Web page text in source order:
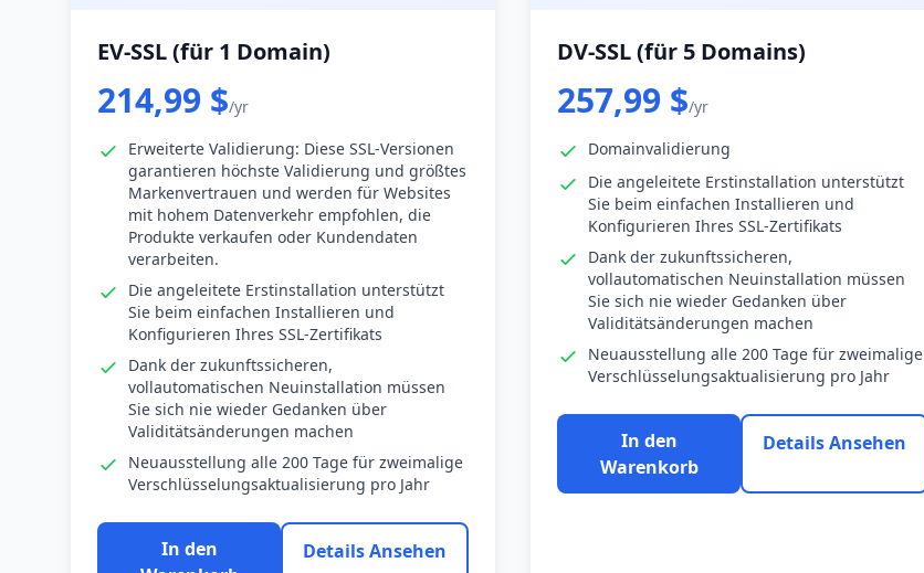
EV-SSL (für 1 Domain)
214,99 $/yr
Erweiterte Validierung: Diese SSL-Versionen
garantieren höchste Validierung und größtes
Markenvertrauen und werden für Websites
mit hohem Datenverkehr empfohlen, die
Produkte verkaufen oder Kundendaten
verarbeiten.
Die angeleitete Erstinstallation unterstützt
Sie beim einfachen Installieren und
Konfigurieren Ihres SSL-Zertifikats
Dank der zukunftssicheren,
vollautomatischen Neuinstallation müssen
Sie sich nie wieder Gedanken über
Validitätsänderungen machen
Neuausstellung alle 200 Tage für zweimalige
Verschlüsselungsaktualisierung pro Jahr
In den
Details Ansehen
DV-SSL (für 5 Domains)
257,99 $/yr
Domainvalidierung
Die angeleitete Erstinstallation unterstützt
Sie beim einfachen Installieren und
Konfigurieren Ihres SSL-Zertifikats
Dank der zukunftssicheren,
vollautomatischen Neuinstallation müssen
Sie sich nie wieder Gedanken über
Validitätsänderungen machen
Neuausstellung alle 200 Tage für zweimalige
Verschlüsselungsaktualisierung pro Jahr
In den
Warenkorb
Details Ansehen